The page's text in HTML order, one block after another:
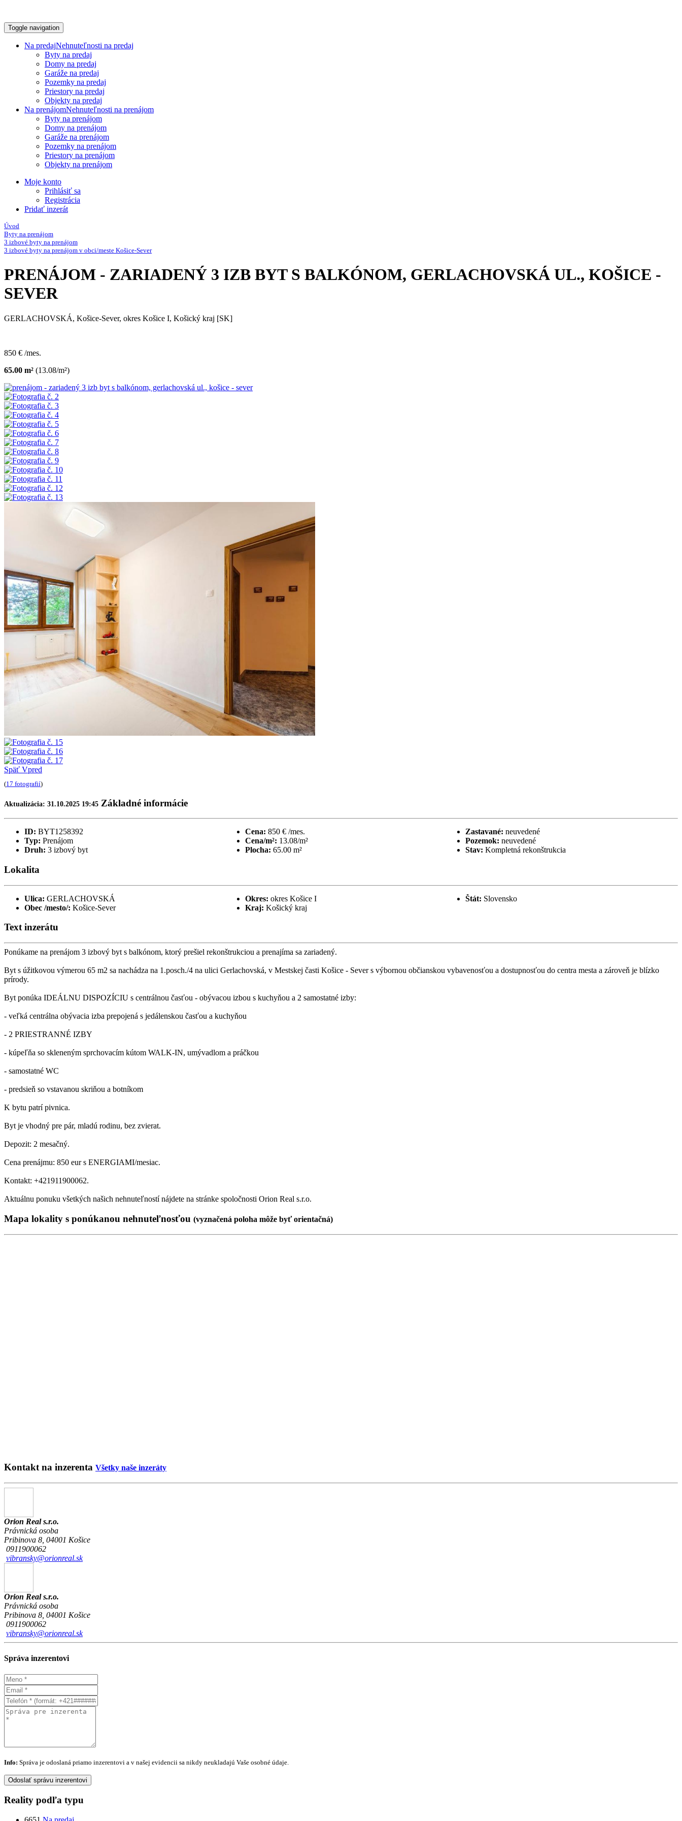
Toggle navigation
Na predajNehnuteľnosti na predaj
Byty na predaj
Domy na predaj
Garáže na predaj
Pozemky na predaj
Priestory na predaj
Objekty na predaj
Na prenájomNehnuteľnosti na prenájom
Byty na prenájom
Domy na prenájom
Garáže na prenájom
Pozemky na prenájom
Priestory na prenájom
Objekty na prenájom
Moje konto
Prihlásiť sa
Registrácia
Pridať inzerát
Úvod
Byty na prenájom
3 izbové byty na prenájom
3 izbové byty na prenájom v obci/meste Košice-Sever
PRENÁJOM - ZARIADENÝ 3 IZB BYT S BALKÓNOM, GERLACHOVSKÁ UL., KOŠICE -
SEVER
GERLACHOVSKÁ, Košice-Sever, okres Košice I, Košický kraj [SK]
850 € /mes.
65.00 m² (13.08/m²)
Späť Vpred
(17 fotografií)
Aktualizácia: 31.10.2025 19:45 Základné informácie
ID: BYT1258392
Typ: Prenájom
Druh: 3 izbový byt
Cena: 850 € /mes.
Cena/m²: 13.08/m²
Plocha: 65.00 m²
Zastavané: neuvedené
Pozemok: neuvedené
Stav: Kompletná rekonštrukcia
Lokalita
Ulica: GERLACHOVSKÁ
Obec /mesto/: Košice-Sever
Okres: okres Košice I
Kraj: Košický kraj
Štát: Slovensko
Text inzerátu
Ponúkame na prenájom 3 izbový byt s balkónom, ktorý prešiel rekonštrukciou a prenajíma sa zariadený.
Byt s úžitkovou výmerou 65 m2 sa nachádza na 1.posch./4 na ulici Gerlachovská, v Mestskej časti Košice - Sever s výbornou občianskou vybavenosťou a dostupnosťou do centra mesta a zároveň je blízko
prírody.
Byt ponúka IDEÁLNU DISPOZÍCIU s centrálnou časťou - obývacou izbou s kuchyňou a 2 samostatné izby:
- veľká centrálna obývacia izba prepojená s jedálenskou časťou a kuchyňou
- 2 PRIESTRANNÉ IZBY
- kúpeľňa so skleneným sprchovacím kútom WALK-IN, umývadlom a práčkou
- samostatné WC
- predsieň so vstavanou skriňou a botníkom
K bytu patrí pivnica.
Byt je vhodný pre pár, mladú rodinu, bez zvierat.
Depozit: 2 mesačný.
Cena prenájmu: 850 eur s ENERGIAMI/mesiac.
Kontakt: +421911900062.
Aktuálnu ponuku všetkých našich nehnuteľností nájdete na stránke spoločnosti Orion Real s.r.o.
Mapa lokality s ponúkanou nehnuteľnosťou (vyznačená poloha môže byť orientačná)
Kontakt na inzerenta Všetky naše inzeráty
Orion Real s.r.o.
Právnická osoba
Pribinova 8, 04001 Košice
0911900062
vibransky@orionreal.sk
Orion Real s.r.o.
Právnická osoba
Pribinova 8, 04001 Košice
0911900062
vibransky@orionreal.sk
Správa inzerentovi
Info: Správa je odoslaná priamo inzerentovi a v našej evidencii sa nikdy neukladajú Vaše osobné údaje.
Odoslať správu inzerentovi
Reality podľa typu